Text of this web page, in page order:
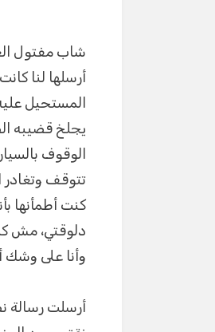
شاب مفتول
أرسلها لنا
المستحيل
يجلخ قضيبه
الوقوف
تتوقف
كنت أطمأنها
دلوقتي، مش
وأنا على وشك
أرسلت رسالة